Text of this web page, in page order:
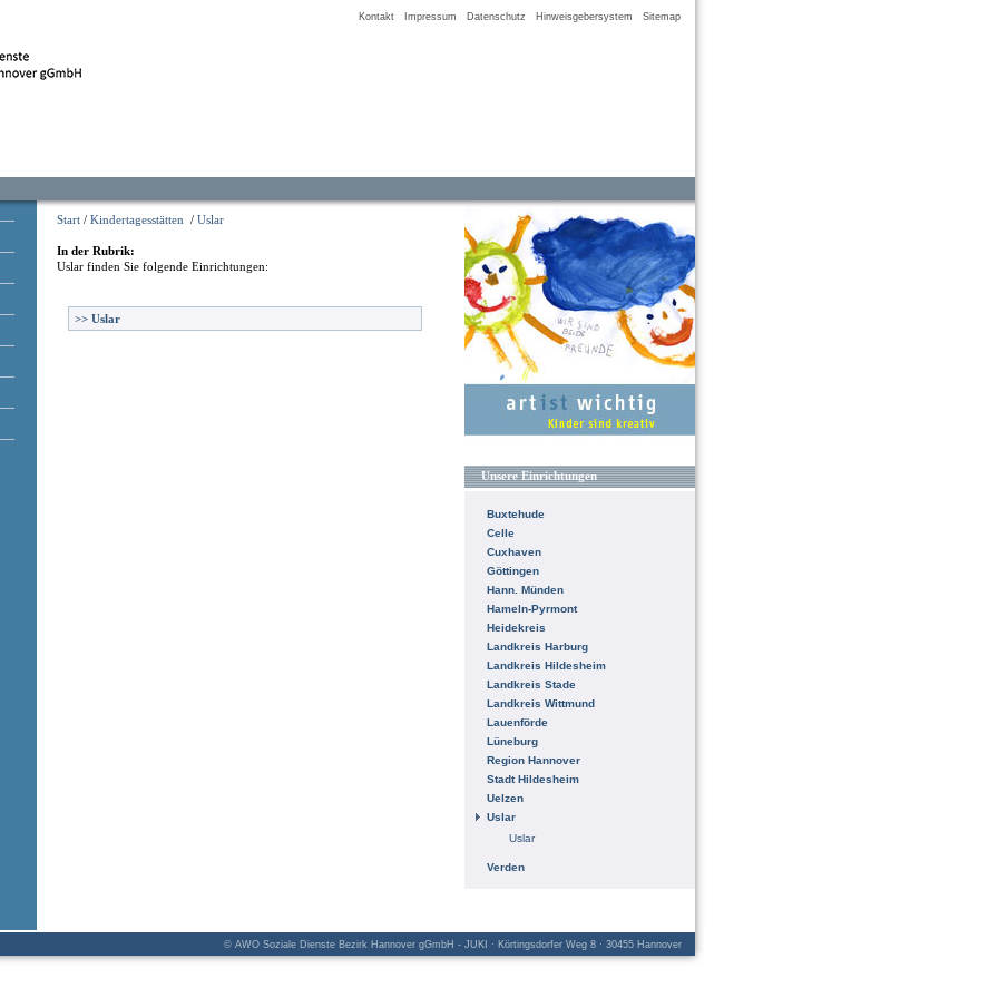
Kontakt Impressum Datenschutz Hinweisgebersystem Sitemap
Start / Kindertagesstätten / Uslar
In der Rubrik:
Uslar finden Sie folgende Einrichtungen:
>> Uslar
Unsere Einrichtungen
Buxtehude
Celle
Cuxhaven
Göttingen
Hann. Münden
Hameln-Pyrmont
Heidekreis
Landkreis Harburg
Landkreis Hildesheim
Landkreis Stade
Landkreis Wittmund
Lauenförde
Lüneburg
Region Hannover
Stadt Hildesheim
Uelzen
Uslar
Uslar
Verden
© AWO Soziale Dienste Bezirk Hannover gGmbH - JUKI · Körtingsdorfer Weg 8 · 30455 Hannover